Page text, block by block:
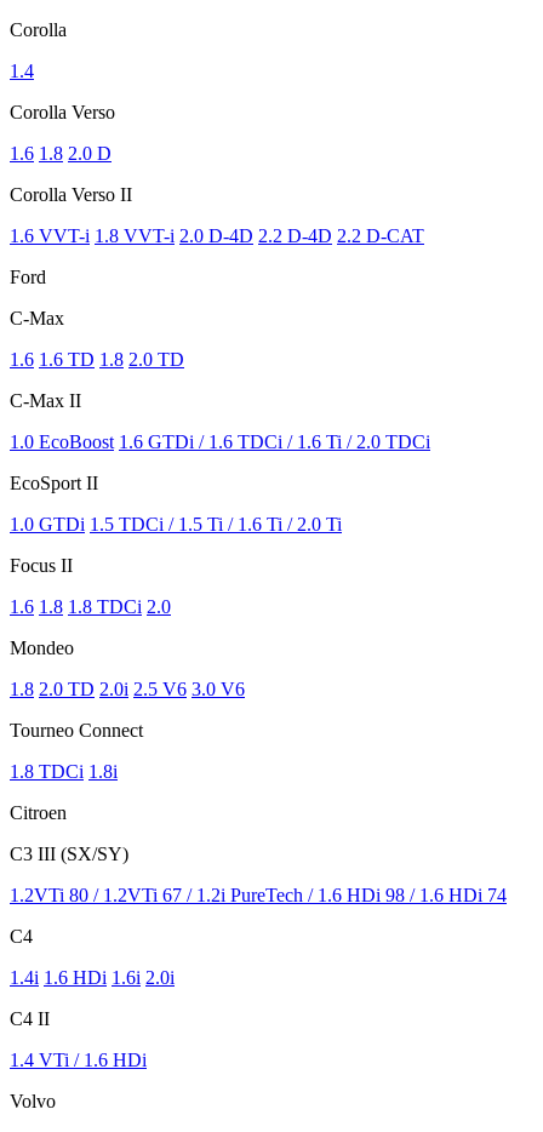
Corolla
1.4
Corolla Verso
1.6 1.8 2.0 D
Corolla Verso II
1.6 VVT-i 1.8 VVT-i 2.0 D-4D 2.2 D-4D 2.2 D-CAT
Ford
C-Max
1.6 1.6 TD 1.8 2.0 TD
C-Max II
1.0 EcoBoost 1.6 GTDi / 1.6 TDCi / 1.6 Ti / 2.0 TDCi
EcoSport II
1.0 GTDi 1.5 TDCi / 1.5 Ti / 1.6 Ti / 2.0 Ti
Focus II
1.6 1.8 1.8 TDCi 2.0
Mondeo
1.8 2.0 TD 2.0i 2.5 V6 3.0 V6
Tourneo Connect
1.8 TDCi 1.8i
Citroen
C3 III (SX/SY)
1.2VTi 80 / 1.2VTi 67 / 1.2i PureTech / 1.6 HDi 98 / 1.6 HDi 74
C4
1.4i 1.6 HDi 1.6i 2.0i
C4 II
1.4 VTi / 1.6 HDi
Volvo